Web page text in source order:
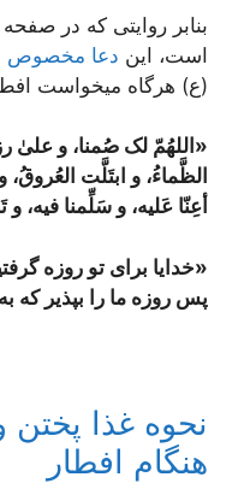
است، این دعا مخصوص
(ع) هرگاه میخواست
«اللهُمّ لک صُمنا، و علیٰ
الظَّماءُ، و ابتَلَّت العُروقُ،
أعِنّا عَلیه، و سَلِّمنا فیه،
«خدایا براى تو روزه
پس روزه‌ ما را بپذیر که
نحوه‌ غذا پختن
هنگام افطار